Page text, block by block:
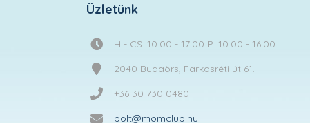
Üzletünk
H - CS: 10:00 - 17:00 P: 10:00 - 16:00
2040 Budaörs, Farkasréti út 61.
+36 30 730 0480
bolt@momclub.hu